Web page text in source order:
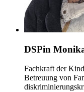
DSPin
Fachkraft der
Betreuung von